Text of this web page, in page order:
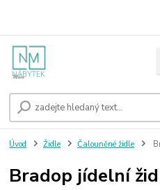
Úvod Židle Čalouněné židle
Bradop jídelní